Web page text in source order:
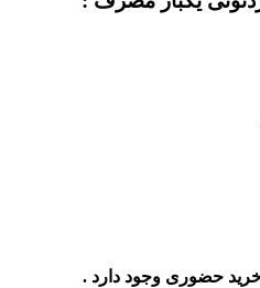
حضوری وجود دارد .